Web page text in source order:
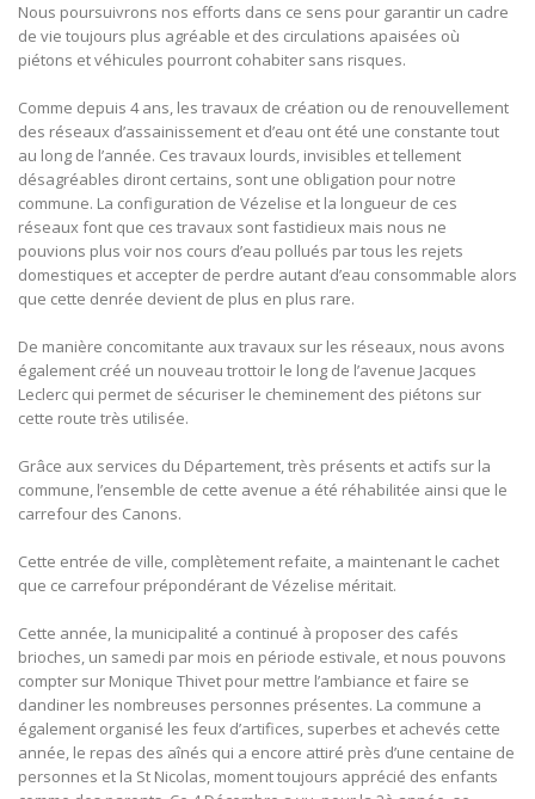
Nous poursuivrons nos efforts dans ce sens pour garantir un cadre
de vie toujours plus agréable et des circulations apaisées où
piétons et véhicules pourront cohabiter sans risques.
Comme depuis 4 ans, les travaux de création ou de renouvellement
des réseaux d’assainissement et d’eau ont été une constante tout
au long de l’année. Ces travaux lourds, invisibles et tellement
désagréables diront certains, sont une obligation pour notre
commune. La configuration de Vézelise et la longueur de ces
réseaux font que ces travaux sont fastidieux mais nous ne
pouvions plus voir nos cours d’eau pollués par tous les rejets
domestiques et accepter de perdre autant d’eau consommable alors
que cette denrée devient de plus en plus rare.
De manière concomitante aux travaux sur les réseaux, nous avons
également créé un nouveau trottoir le long de l’avenue Jacques
Leclerc qui permet de sécuriser le cheminement des piétons sur
cette route très utilisée.
Grâce aux services du Département, très présents et actifs sur la
commune, l’ensemble de cette avenue a été réhabilitée ainsi que le
carrefour des Canons.
Cette entrée de ville, complètement refaite, a maintenant le cachet
que ce carrefour prépondérant de Vézelise méritait.
Cette année, la municipalité a continué à proposer des cafés
brioches, un samedi par mois en période estivale, et nous pouvons
compter sur Monique Thivet pour mettre l’ambiance et faire se
dandiner les nombreuses personnes présentes. La commune a
également organisé les feux d’artifices, superbes et achevés cette
année, le repas des aînés qui a encore attiré près d’une centaine de
personnes et la St Nicolas, moment toujours apprécié des enfants